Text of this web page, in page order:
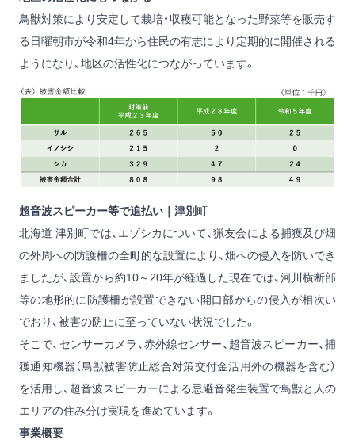
鳥獣対策により安定して栽培・収穫可能となった野菜等を販売す
る日曜朝市が令和4年から住民の有志により定期的に開催される
ようになり、地区の活性化につながっています。
超音波スピーカー等で追払い｜津別町
北海道 津別町では、エゾシカについて、猟友会による捕獲及び畑
の外周への防護柵の全町的な設置により、畑への侵入を防いでき
ましたが、設置から約10～20年が経過した現在では、河川横断部
等の地形的に防護柵が設置できない開口部からの侵入が相次い
でおり、被害の防止に至っていない状況でした。
そこで、センサーカメラ、赤外線センサー、超音波スピーカー、捕
獲通知機器（鳥獣被害防止総合対策交付金活用外の機器を含む）
を活用し、超音波スピーカーによる忌避音発生装置で鳥獣と人の
エリアの住み分け実現を進めています。
事業概要